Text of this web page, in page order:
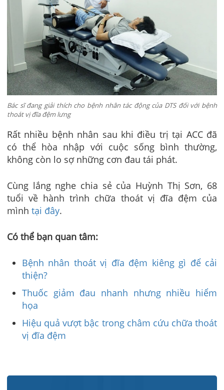
Bác sĩ đang giải thích cho bệnh nhân tác động của DTS đối với bệnh
thoát vị đĩa đệm lưng
Rất nhiều bệnh nhân sau khi điều trị tại ACC đã
có thể hòa nhập với cuộc sống bình thường,
không còn lo sợ những cơn đau tái phát.
Cùng lắng nghe chia sẻ của Huỳnh Thị Sơn, 68
tuổi về hành trình chữa thoát vị đĩa đệm của
mình tại đây.
Có thể bạn quan tâm:
Bệnh nhân thoát vị đĩa đệm kiêng gì để cải
thiện?
Thuốc giảm đau nhanh nhưng nhiều hiểm
họa
Hiệu quả vượt bậc trong châm cứu chữa thoát
vị đĩa đệm